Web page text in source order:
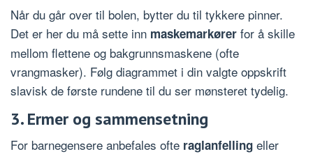
Når du går over til bolen, bytter du til tykkere pinner.
Det er her du må sette inn maskemarkører for å skille
mellom flettene og bakgrunnsmaskene (ofte
vrangmasker). Følg diagrammet i din valgte oppskrift
slavisk de første rundene til du ser mønsteret tydelig.
3. Ermer og sammensetning
For barnegensere anbefales ofte raglanfelling eller